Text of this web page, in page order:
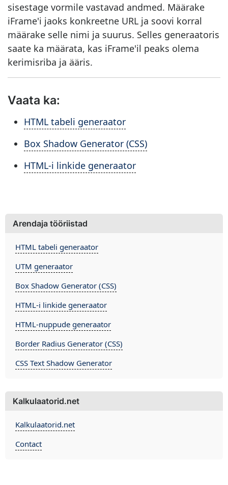
sisestage vormile vastavad andmed. Määrake
iFrame'i jaoks konkreetne URL ja soovi korral
määrake selle nimi ja suurus. Selles generaatoris
saate ka määrata, kas iFrame'il peaks olema
kerimisriba ja ääris.
Vaata ka:
HTML tabeli generaator
Box Shadow Generator (CSS)
HTML-i linkide generaator
Arendaja tööriistad
HTML tabeli generaator
UTM generaator
Box Shadow Generator (CSS)
HTML-i linkide generaator
HTML-nuppude generaator
Border Radius Generator (CSS)
CSS Text Shadow Generator
Kalkulaatorid.net
Kalkulaatorid.net
Contact